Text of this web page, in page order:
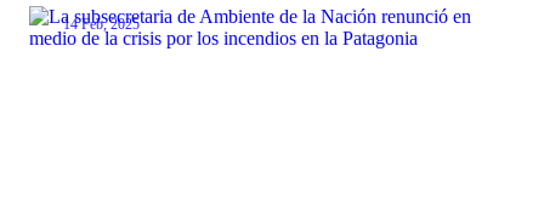
14 Feb, 2025